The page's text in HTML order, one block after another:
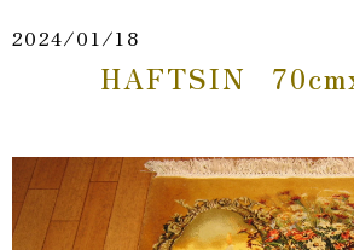
2024/01/18
HAFTSIN